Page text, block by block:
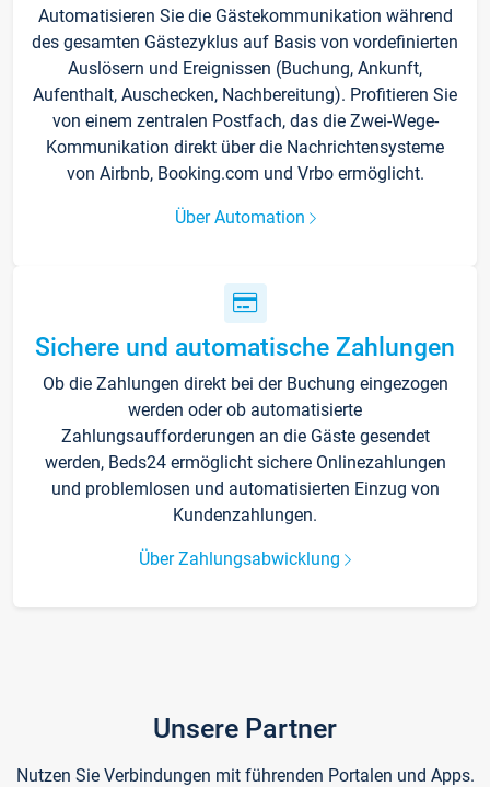
Automatisieren Sie die Gästekommunikation während
des gesamten Gästezyklus auf Basis von vordefinierten
Auslösern und Ereignissen (Buchung, Ankunft,
Aufenthalt, Auschecken, Nachbereitung). Profitieren Sie
von einem zentralen Postfach, das die Zwei-Wege-
Kommunikation direkt über die Nachrichtensysteme
von Airbnb, Booking.com und Vrbo ermöglicht.
Über Automation
Sichere und automatische Zahlungen
Ob die Zahlungen direkt bei der Buchung eingezogen
werden oder ob automatisierte
Zahlungsaufforderungen an die Gäste gesendet
werden, Beds24 ermöglicht sichere Onlinezahlungen
und problemlosen und automatisierten Einzug von
Kundenzahlungen.
Über Zahlungsabwicklung
Unsere Partner
Nutzen Sie Verbindungen mit führenden Portalen und Apps.